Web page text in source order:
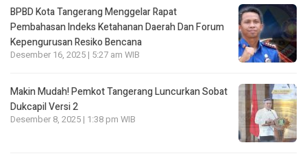
BPBD Kota Tangerang Menggelar Rapat
Pembahasan lndeks Ketahanan Daerah Dan Forum
Kepengurusan Resiko Bencana
Desember 16, 2025 | 5:27 am WIB
Makin Mudah! Pemkot Tangerang Luncurkan Sobat
Dukcapil Versi 2
Desember 8, 2025 | 1:38 pm WIB